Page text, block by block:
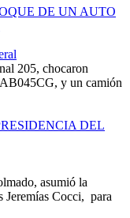
DE UN AUTO
205, chocaron
y un camión
DEL
asumió la
Jeremías Cocci, para